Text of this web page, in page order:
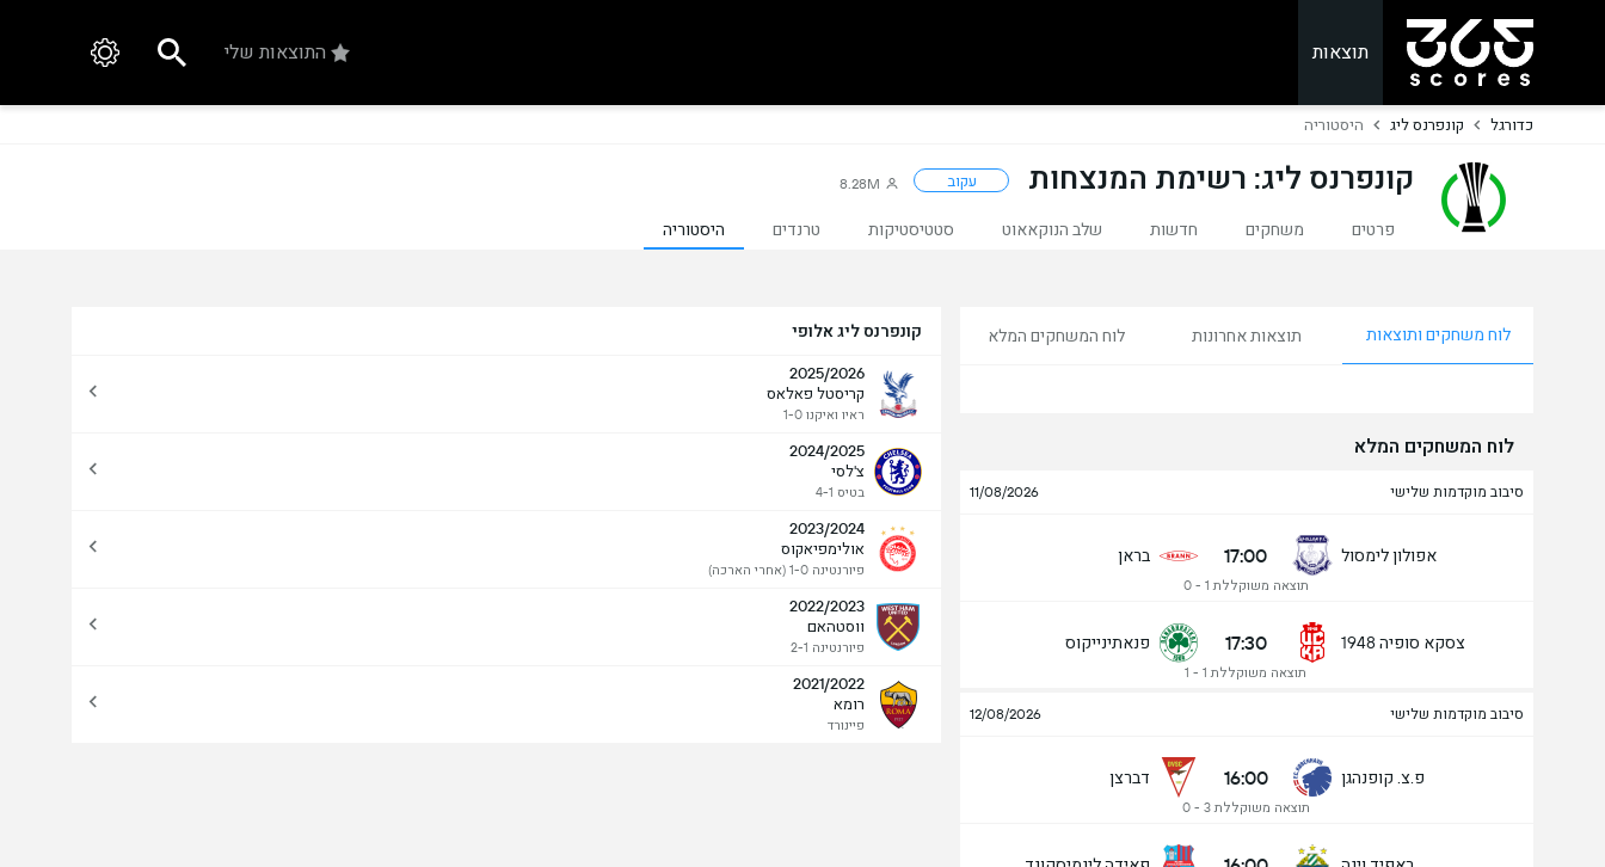
תוצאות התוצאות שלי
כדורגל קונפרנס ליג היסטוריה
קונפרנס ליג: רשימת המנצחות עקוב 8.28M
פרטים משחקים חדשות שלב הנוקאאוט סטטיסטיקות טרנדים היסטוריה
לוח משחקים ותוצאות תוצאות אחרונות לוח המשחקים המלא
לוח המשחקים המלא
סיבוב מוקדמות שלישי 11/08/2026
אפולון לימסול 17:00
תוצאה משוקללת 1 - 0
בראן
צסקא סופיה 1948 17:30
תוצאה משוקללת 1 - 1
פנאתינייקוס
סיבוב מוקדמות שלישי 12/08/2026
פ.צ. קופנהגן 16:00
תוצאה משוקללת 3 - 0
דברצן
קונפרנס ליג אלופי
2025/2026
קריסטל פאלאס
ראיו ואיקנו 1-0
2024/2025
צ'לסי
בטיס 4-1
2023/2024
אולימפיאקוס
פיורנטינה 1-0 (אחרי הארכה)
2022/2023
ווסטהאם
פיורנטינה 2-1
2021/2022
רומא
פיינורד